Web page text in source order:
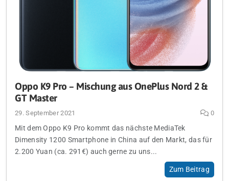
Oppo K9 Pro – Mischung aus OnePlus Nord 2 &
GT Master
29. September 2021 0
Mit dem Oppo K9 Pro kommt das nächste MediaTek
Dimensity 1200 Smartphone in China auf den Markt, das für
2.200 Yuan (ca. 291€) auch gerne zu uns...
Zum Beitrag